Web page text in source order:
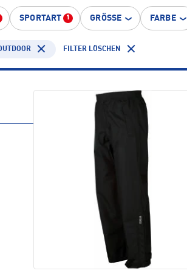
SPORTART 1 GRÖSSE FARBE
FILTER LÖSCHEN